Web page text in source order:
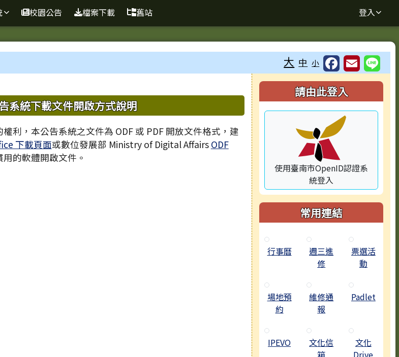
校園公告 檔案下載 舊站 登入
⏸
大 中 小
系統下載文件開啟方式說明
利，本公告系統之文件為 ODF 或 PDF 開放文件格式，建
下載頁面或數位發展部 Ministry of Digital Affairs ODF
用的軟體開啟文件。
右邊區域內容
請由此登入
使用臺南市OpenID認證系
統登入
常用連結
行事曆
週三進
修
票選活
動
場地預
約
維修通
報
Padlet
IPEVO
文化信
文化